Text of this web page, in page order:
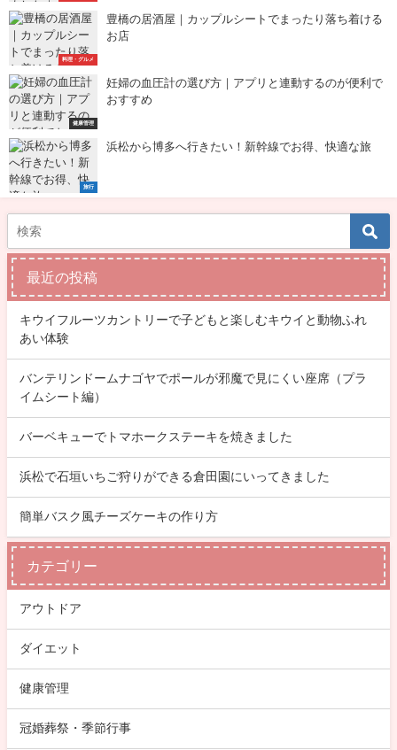
料理・グルメ
豊橋の居酒屋｜カップルシートでまったり落ち着ける
お店
健康管理
妊婦の血圧計の選び方｜アプリと連動するのが便利で
おすすめ
旅行
浜松から博多へ行きたい！新幹線でお得、快適な旅
最近の投稿
キウイフルーツカントリーで子どもと楽しむキウイと動物ふれ
あい体験
バンテリンドームナゴヤでポールが邪魔で見にくい座席（プラ
イムシート編）
バーベキューでトマホークステーキを焼きました
浜松で石垣いちご狩りができる倉田園にいってきました
簡単バスク風チーズケーキの作り方
カテゴリー
アウトドア
ダイエット
健康管理
冠婚葬祭・季節行事